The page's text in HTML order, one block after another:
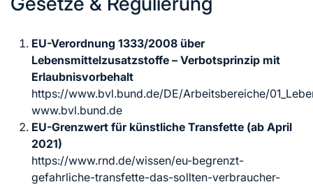
EU-Verordnung 1333/2008 über
Lebensmittelzusatzstoffe – Verbotsprinzip mit
Erlaubnisvorbehalt
https://www.bvl.bund.de/DE/Arbeitsbereiche/
www.bvl.bund.de
EU-Grenzwert für künstliche Transfette (ab April
2021)
https://www.rnd.de/wissen/eu-begrenzt-
gefahrliche-transfette-das-sollten-verbraucher-